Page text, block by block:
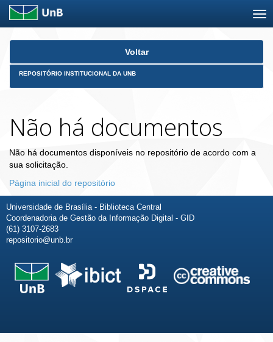
Skip
Voltar
REPOSITÓRIO INSTITUCIONAL DA UNB
Não há documentos
Não há documentos disponíveis no repositório de acordo com a
sua solicitação.
Página inicial do repositório
Universidade de Brasília - Biblioteca Central
Coordenadoria de Gestão da Informação Digital - GID
(61) 3107-2683
repositorio@unb.br